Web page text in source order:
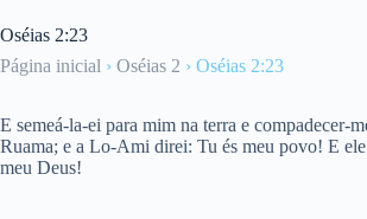
Oséias 2:23
Página inicial › Oséias 2 › Oséias 2:23
E semeá-la-ei para mim na terra e compadecer-
Ruama; e a Lo-Ami direi: Tu és meu povo! E
meu Deus!